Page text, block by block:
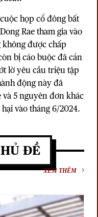
họp cổ đông bất
Rae tham gia vào
được chấp
bị cáo buộc đã cản
lờ yêu cầu triệu tập
động này đã
và 5 nguyên đơn khác
vào tháng 6/2024.
ĐỀ
XEM THÊM